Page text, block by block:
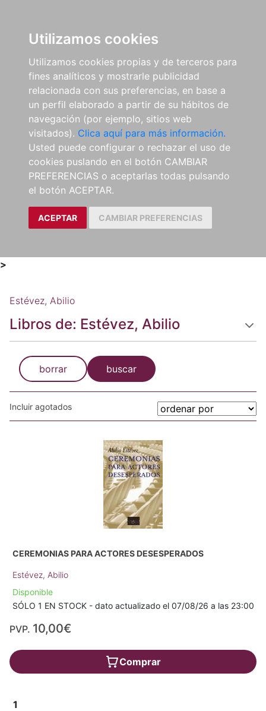
Utilizamos cookies
Utilizamos cookies propias y de terceros para
fines analíticos y mostrarle publicidad
relacionada con sus preferencias, en base a
un perfil elaborado a partir de su hábitos de
navegación (por ejemplo, sitios web
visitados). Clica aquí para más información.
Usted puede configurar o rechazar el uso de
cookies puslando en el botón CAMBIAR
PREFERENCIAS o aceptarlas todas pulsando
el botón ACEPTAR.
ACEPTAR CAMBIAR PREFERENCIAS
>
Estévez, Abilio
Libros de: Estévez, Abilio
borrar buscar
Incluir agotados
CEREMONIAS PARA ACTORES DESESPERADOS
Estévez, Abilio
Disponible
SÓLO 1 EN STOCK - dato actualizado el 07/08/26 a las 23:00
PVP. 10,00€
Comprar
1